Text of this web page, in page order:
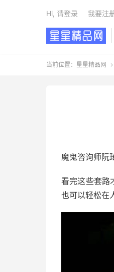
Hi, 请登录 我要注
当前位置： 星星精品网 
魔鬼咨询师阮
看完这些套路
也可以轻松在